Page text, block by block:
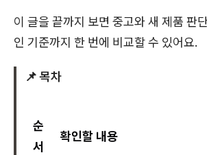
이 글을 끝까지 보면 중고와 새 제품 판
인 기준까지 한 번에 비교할 수 있어요.
📌 목차
순
서
확인할 내용